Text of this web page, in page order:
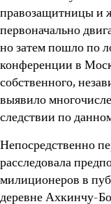
правозащитницы и
первоначально
но затем пошло по
конференции в
собственного,
выявило
следствии по
Непосредственно
расследовала
милиционеров в
деревне Ахкинчу-